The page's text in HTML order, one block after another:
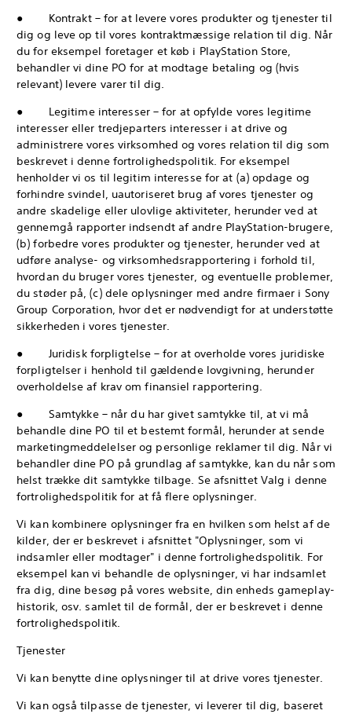
● Kontrakt – for at levere vores produkter og tjenester til
dig og leve op til vores kontraktmæssige relation til dig. Når
du for eksempel foretager et køb i PlayStation Store,
behandler vi dine PO for at modtage betaling og (hvis
relevant) levere varer til dig.
● Legitime interesser – for at opfylde vores legitime
interesser eller tredjeparters interesser i at drive og
administrere vores virksomhed og vores relation til dig som
beskrevet i denne fortrolighedspolitik. For eksempel
henholder vi os til legitim interesse for at (a) opdage og
forhindre svindel, uautoriseret brug af vores tjenester og
andre skadelige eller ulovlige aktiviteter, herunder ved at
gennemgå rapporter indsendt af andre PlayStation-brugere,
(b) forbedre vores produkter og tjenester, herunder ved at
udføre analyse- og virksomhedsrapportering i forhold til,
hvordan du bruger vores tjenester, og eventuelle problemer,
du støder på, (c) dele oplysninger med andre firmaer i Sony
Group Corporation, hvor det er nødvendigt for at understøtte
sikkerheden i vores tjenester.
● Juridisk forpligtelse – for at overholde vores juridiske
forpligtelser i henhold til gældende lovgivning, herunder
overholdelse af krav om finansiel rapportering.
● Samtykke – når du har givet samtykke til, at vi må
behandle dine PO til et bestemt formål, herunder at sende
marketingmeddelelser og personlige reklamer til dig. Når vi
behandler dine PO på grundlag af samtykke, kan du når som
helst trække dit samtykke tilbage. Se afsnittet Valg i denne
fortrolighedspolitik for at få flere oplysninger.
Vi kan kombinere oplysninger fra en hvilken som helst af de
kilder, der er beskrevet i afsnittet "Oplysninger, som vi
indsamler eller modtager" i denne fortrolighedspolitik. For
eksempel kan vi behandle de oplysninger, vi har indsamlet
fra dig, dine besøg på vores website, din enheds gameplay-
historik, osv. samlet til de formål, der er beskrevet i denne
fortrolighedspolitik.
Tjenester
Vi kan benytte dine oplysninger til at drive vores tjenester.
Vi kan også tilpasse de tjenester, vi leverer til dig, baseret